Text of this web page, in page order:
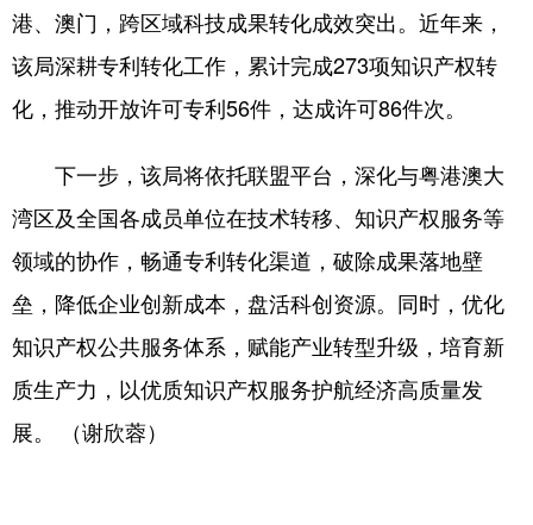
学术中国 乡村振兴 银龄 溯源中国
公益 一带一路 亚太网 上市公司
文化产业
地方频道
北京 天津 河北 山西
辽宁
港、澳门，跨区域科技成果转化成效突出。近年来，
该局深耕专利转化工作，累计完成273项知识产权转
化，推动开放许可专利56件，达成许可86件次。
下一步，该局将依托联盟平台，深化与粤港澳大
湾区及全国各成员单位在技术转移、知识产权服务等
领域的协作，畅通专利转化渠道，破除成果落地壁
垒，降低企业创新成本，盘活科创资源。同时，优化
知识产权公共服务体系，赋能产业转型升级，培育新
质生产力，以优质知识产权服务护航经济高质量发
展。 （谢欣蓉）